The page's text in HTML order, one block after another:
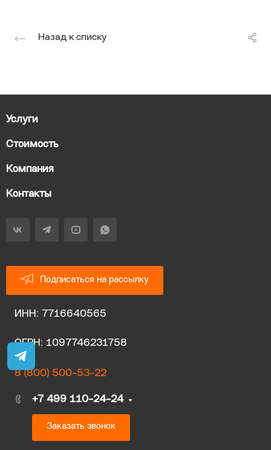
Назад к списку
Услуги
Стоимость
Компания
Контакты
Подписаться на рассылку
ИНН: 7716640565
ОГРН: 1097746231758
8 (800) 500-53-22
+7 499 110-24-24
Заказать звонок